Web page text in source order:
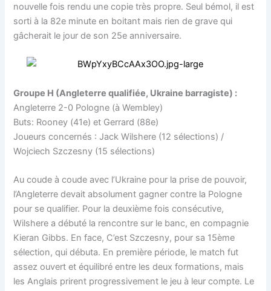
nouvelle fois rendu une copie très propre. Seul bémol, il est
sorti à la 82e minute en boitant mais rien de grave qui
gâcherait le jour de son 25e anniversaire.
Groupe H (Angleterre qualifiée, Ukraine barragiste) :
Angleterre 2-0 Pologne (à Wembley)
Buts: Rooney (41e) et Gerrard (88e)
Joueurs concernés : Jack Wilshere (12 sélections) /
Wojciech Szczesny (15 sélections)
Au coude à coude avec l’Ukraine pour la prise de pouvoir,
l’Angleterre devait absolument gagner contre la Pologne
pour se qualifier. Pour la deuxième fois consécutive,
Wilshere a débuté la rencontre sur le banc, en compagnie
Kieran Gibbs. En face, C’est Szczesny, pour sa 15ème
sélection, qui débuta. En première période, le match fut
assez ouvert et équilibré entre les deux formations, mais
les Anglais prirent progressivement le jeu à leur compte. Le